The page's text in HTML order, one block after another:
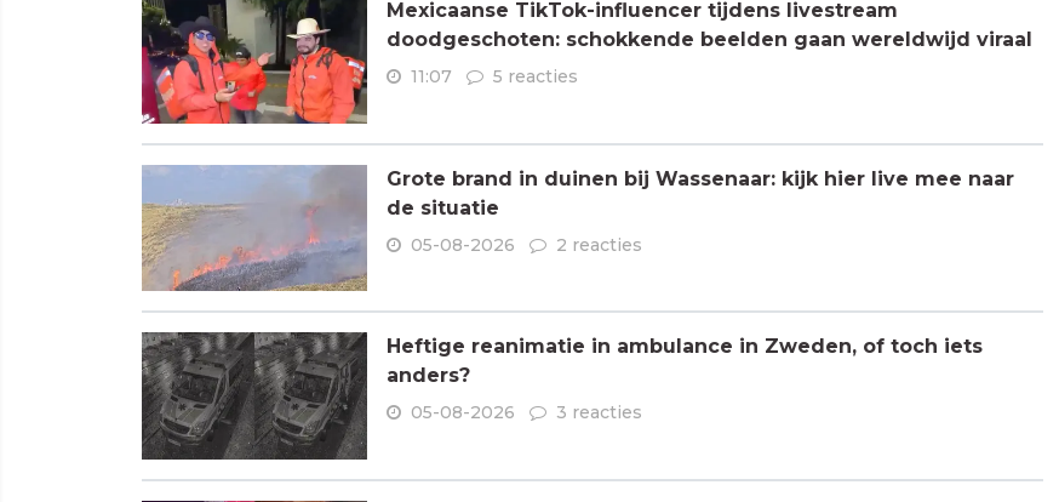
Mexicaanse TikTok-influencer tijdens livestream
doodgeschoten: schokkende beelden gaan wereldwijd viraal
11:07 5 reacties
Grote brand in duinen bij Wassenaar: kijk hier live mee naar
de situatie
05-08-2026 2 reacties
Heftige reanimatie in ambulance in Zweden, of toch iets
anders?
05-08-2026 3 reacties